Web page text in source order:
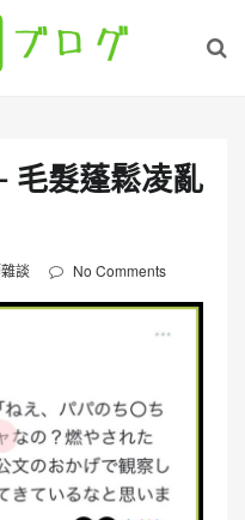
髮蓬鬆凌亂
談 No Comments